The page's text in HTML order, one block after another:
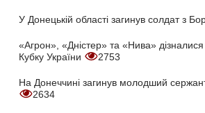
У Донецькій області загинув солдат з
«Агрон», «Дністер» та «Нива» дізналися
Кубку України
2753
На Донеччині загинув молодший
2634